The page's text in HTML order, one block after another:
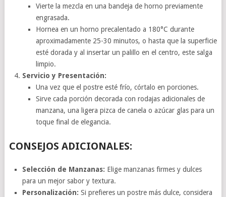
Vierte la mezcla en una bandeja de horno previamente
engrasada.
Hornea en un horno precalentado a 180°C durante
aproximadamente 25-30 minutos, o hasta que la superficie
esté dorada y al insertar un palillo en el centro, este salga
limpio.
Servicio y Presentación:
Una vez que el postre esté frío, córtalo en porciones.
Sirve cada porción decorada con rodajas adicionales de
manzana, una ligera pizca de canela o azúcar glas para un
toque final de elegancia.
CONSEJOS ADICIONALES:
Selección de Manzanas: Elige manzanas firmes y dulces
para un mejor sabor y textura.
Personalización: Si prefieres un postre más dulce, considera